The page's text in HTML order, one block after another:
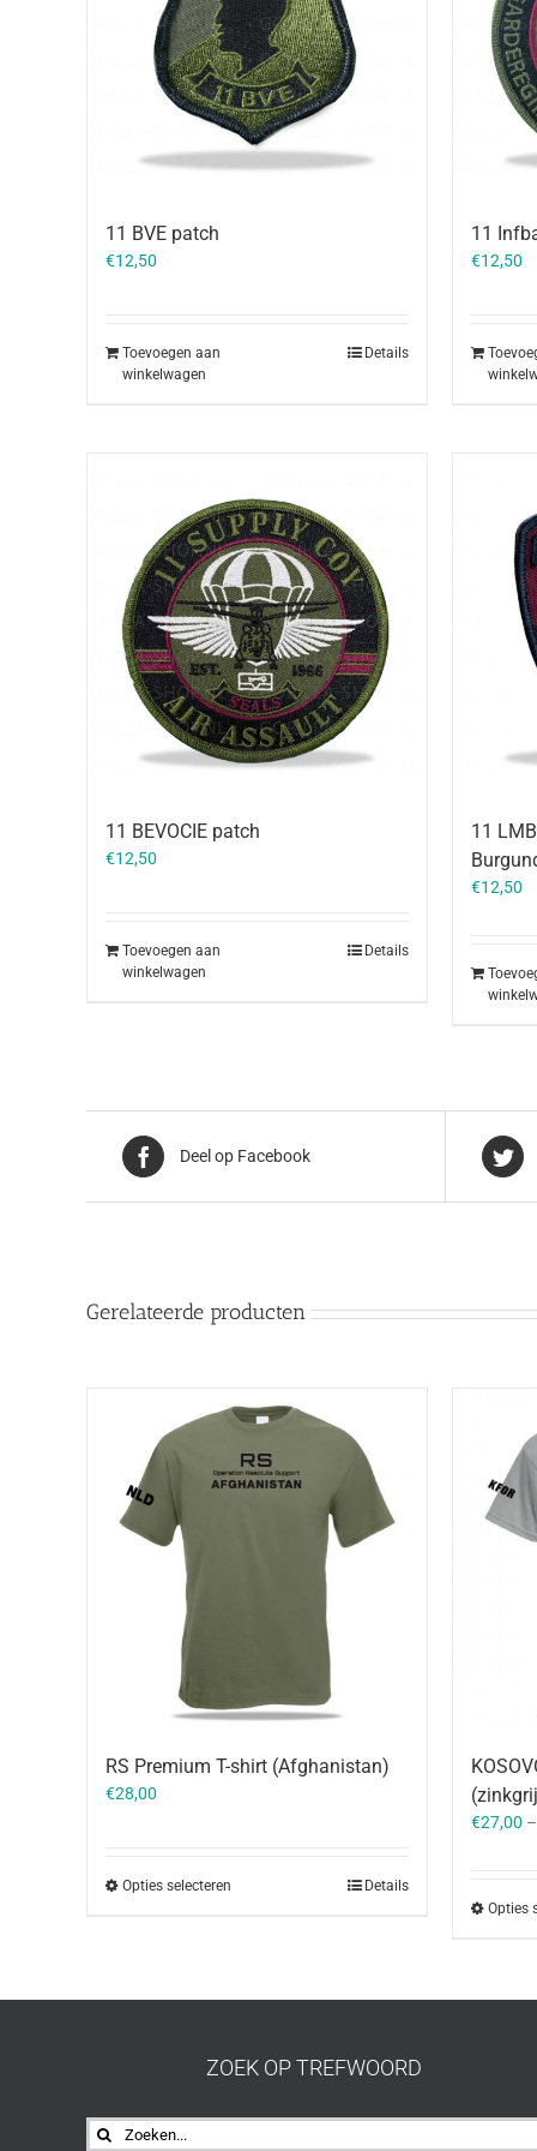
11 BVE patch
€12,50
Toevoegen aan
winkelwagen
Details
11
€12,50
11 BEVOCIE patch
€12,50
Toevoegen aan
winkelwagen
Details
11
€12,50
Deel op Facebook
Gerelateerde producten
RS Premium T-shirt (Afghanistan)
€28,00
Opties selecteren Details
€27,00 –
Opties
ZOEK OP TREFWOORD
Zoeken